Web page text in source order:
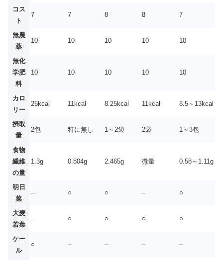
コス
ト
7 7 8 8 7
無農
薬
10 10 10 10 10
無化
学肥
料
10 10 10 10 10
カロ
リー
26kcal 11kcal 8.25kcal 11kcal 8.5～13kcal
摂取
量
2包 特に無し 1～2袋 2袋 1～3包
食物
繊維
の量
1.3g 0.804g 2.465g 微量 0.58～1.11g
明日
菜
– ○ ○ – ○
大麦
若葉
– ○ ○ ○ ○
ケー
ル
○ – – – –